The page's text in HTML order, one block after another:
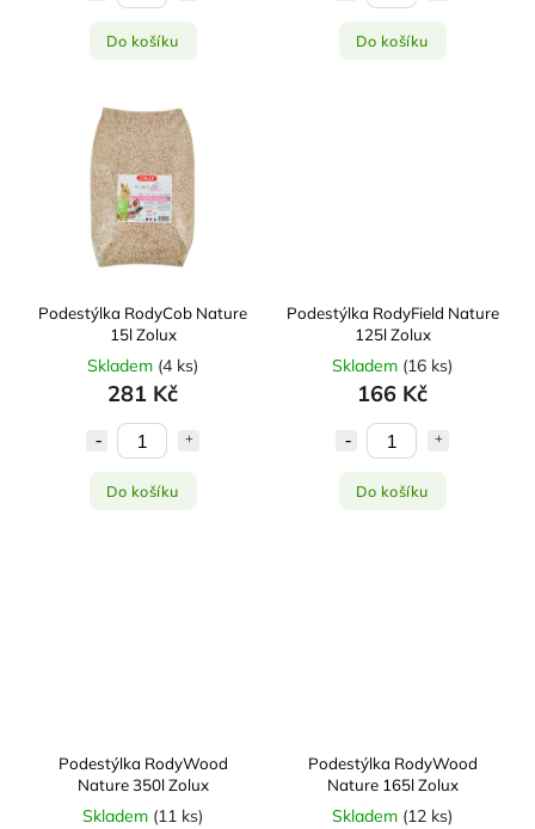
Do košíku Do košíku
Podestýlka RodyCob Nature
15l Zolux
Skladem (4 ks)
281 Kč
Do košíku
Podestýlka RodyField Nature
125l Zolux
Skladem (16 ks)
166 Kč
Do košíku
Podestýlka RodyWood
Nature 350l Zolux
Skladem (11 ks)
Podestýlka RodyWood
Nature 165l Zolux
Skladem (12 ks)